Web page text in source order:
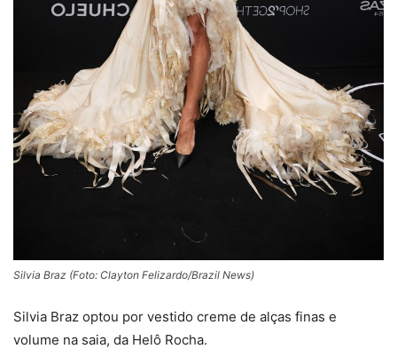
Silvia Braz (Foto: Clayton Felizardo/Brazil News)
Silvia Braz optou por vestido creme de alças finas e
volume na saia, da Helô Rocha.